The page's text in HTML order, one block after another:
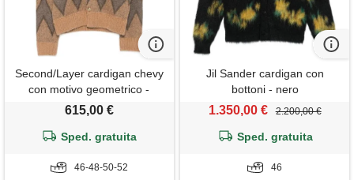
Second/Layer cardigan chevy
con motivo geometrico -
marrone
615,00 €
Sped. gratuita
46-48-50-52
Jil Sander cardigan con
bottoni - nero
1.350,00 € 2.200,00 €
Sped. gratuita
46